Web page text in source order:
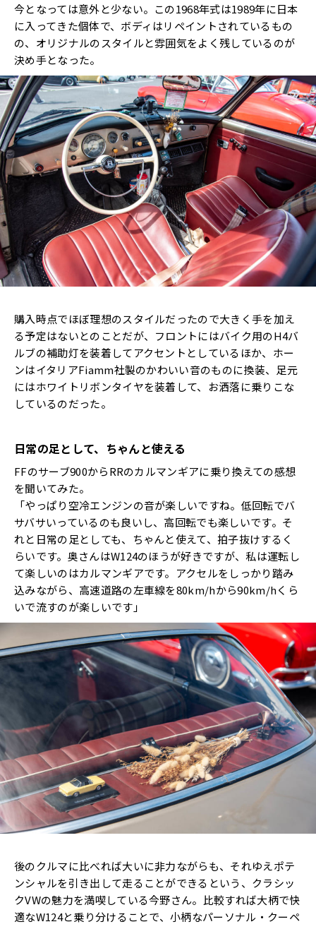
今となっては意外と少ない。この1968年式は1989年に日本
に入ってきた個体で、ボディはリペイントされているもの
の、オリジナルのスタイルと雰囲気をよく残しているのが
決め手となった。
購入時点でほぼ理想のスタイルだったので大きく手を加え
る予定はないとのことだが、フロントにはバイク用のH4バ
ルブの補助灯を装着してアクセントとしているほか、ホー
ンはイタリアFiamm社製のかわいい音のものに換装、足元
にはホワイトリボンタイヤを装着して、お洒落に乗りこな
しているのだった。
日常の足として、ちゃんと使える
FFのサーブ900からRRのカルマンギアに乗り換えての感想
を聞いてみた。
「やっぱり空冷エンジンの音が楽しいですね。低回転でバ
サバサいっているのも良いし、高回転でも楽しいです。そ
れと日常の足としても、ちゃんと使えて、拍子抜けするく
らいです。奥さんはW124のほうが好きですが、私は運転し
て楽しいのはカルマンギアです。アクセルをしっかり踏み
込みながら、高速道路の左車線を80km/hから90km/hくら
いで流すのが楽しいです」
後のクルマに比べれば大いに非力ながらも、それゆえポテ
ンシャルを引き出して走ることができるという、クラシッ
クVWの魅力を満喫している今野さん。比較すれば大柄で快
適なW124と乗り分けることで、小柄なパーソナル・クーペ